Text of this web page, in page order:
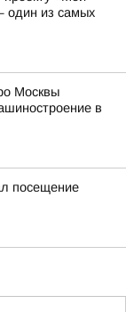
из самых
Москвы
в
посещение